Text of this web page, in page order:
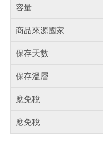
容量
商品來源國家
保存天數
保存溫層
應免稅
應免稅